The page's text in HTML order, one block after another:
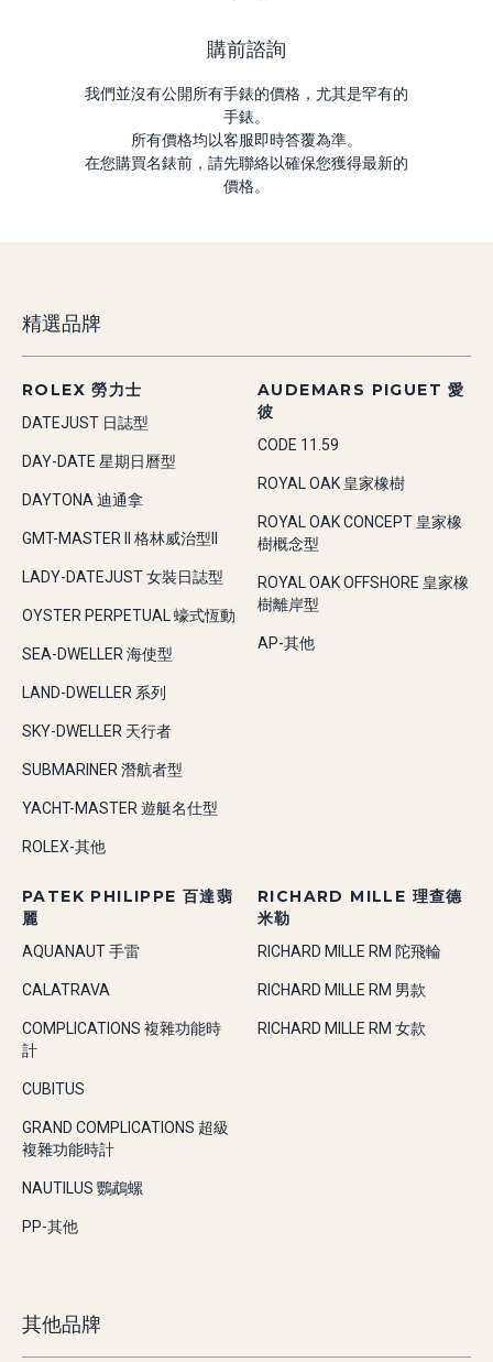
購前諮詢
我們並沒有公開所有手錶的價格，尤其是罕有的
手錶。
所有價格均以客服即時答覆為準。
在您購買名錶前，請先聯絡以確保您獲得最新的
價格。
精選品牌
ROLEX 勞力士
DATEJUST 日誌型
DAY-DATE 星期日曆型
DAYTONA 迪通拿
GMT-MASTER II 格林威治型II
LADY-DATEJUST 女裝日誌型
OYSTER PERPETUAL 蠔式恆動
SEA-DWELLER 海使型
LAND-DWELLER 系列
SKY-DWELLER 天行者
SUBMARINER 潛航者型
YACHT-MASTER 遊艇名仕型
ROLEX-其他
AUDEMARS PIGUET 愛
彼
CODE 11.59
ROYAL OAK 皇家橡樹
ROYAL OAK CONCEPT 皇家橡
樹概念型
ROYAL OAK OFFSHORE 皇家橡
樹離岸型
AP-其他
PATEK PHILIPPE 百達翡
麗
AQUANAUT 手雷
CALATRAVA
COMPLICATIONS 複雜功能時
計
CUBITUS
GRAND COMPLICATIONS 超級
複雜功能時計
NAUTILUS 鸚鵡螺
PP-其他
RICHARD MILLE 理查德
米勒
RICHARD MILLE RM 陀飛輪
RICHARD MILLE RM 男款
RICHARD MILLE RM 女款
其他品牌